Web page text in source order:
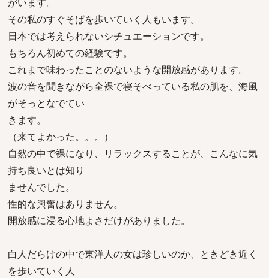
その私のすぐそばを歩いていく人もいます。
日本では考えられないシチュエーションです。
もちろん初めての経験です。
これまで味わったことのないような開放感があります。
波の音を聞きながら全裸で寝そべっている私の肌を、海風
がそっとなでてい
きます。
（来てよかった。。。）
自然の中で裸になり、リラックスすることが、こんなに気
持ち良いとは知り
ませんでした。
性的な興奮はありません。
開放感に浸る心地よさだけがありました。
白人だらけの中で東洋人の女は珍しいのか、ときどき近く
を歩いていく人